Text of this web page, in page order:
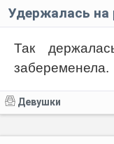
Удержалась на
Так
забеременела.
Девушки